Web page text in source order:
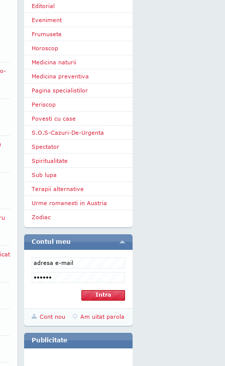
Editorial
Eveniment
Frumusete
Horoscop
Medicina naturii
Medicina preventiva
Pagina specialistilor
Periscop
Povesti cu case
S.O.S-Cazuri-De-Urgenta
Spectator
Spiritualitate
Sub lupa
Terapii alternative
Urme romanesti in Austria
Zodiac
Contul meu
Cont nou Am uitat parola
Publicitate